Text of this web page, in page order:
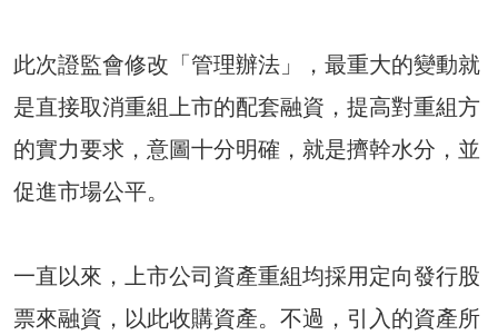
此次證監會修改「管理辦法」，最重大的變動就
是直接取消重組上市的配套融資，提高對重組方
的實力要求，意圖十分明確，就是擠幹水分，並
促進市場公平。
一直以來，上市公司資產重組均採用定向發行股
票來融資，以此收購資產。不過，引入的資產所